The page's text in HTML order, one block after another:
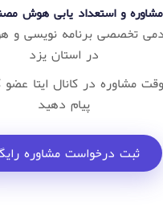
و استعداد یابی هوش
تخصصی برنامه نویسی
در استان یزد
مشاوره در کانال ایتا
پیام دهید
ثبت درخواست مشاوره